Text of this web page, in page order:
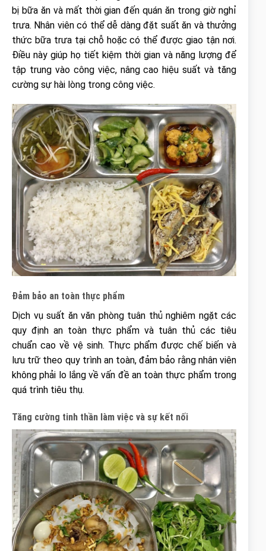
bị bữa ăn và mất thời gian đến quán ăn trong giờ nghỉ
trưa. Nhân viên có thể dễ dàng đặt suất ăn và thưởng
thức bữa trưa tại chỗ hoặc có thể được giao tận nơi.
Điều này giúp họ tiết kiệm thời gian và năng lượng để
tập trung vào công việc, nâng cao hiệu suất và tăng
cường sự hài lòng trong công việc.
Đảm bảo an toàn thực phẩm
Dịch vụ suất ăn văn phòng tuân thủ nghiêm ngặt các
quy định an toàn thực phẩm và tuân thủ các tiêu
chuẩn cao về vệ sinh. Thực phẩm được chế biến và
lưu trữ theo quy trình an toàn, đảm bảo rằng nhân viên
không phải lo lắng về vấn đề an toàn thực phẩm trong
quá trình tiêu thụ.
Tăng cường tinh thần làm việc và sự kết nối